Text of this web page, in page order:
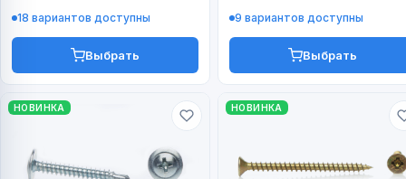
18 вариантов доступны
Выбрать
9 вариантов доступны
Выбрать
НОВИНКА НОВИНКА